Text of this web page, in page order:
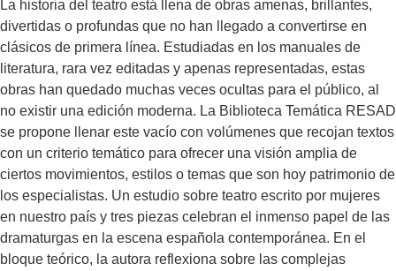
generación de autoras, Paloma Pedrero, Juana Escabias,
Teresa Calo e Itziar Pascual que apelan a una vuelta al pasado
para cuestionar los mecanismos de poder e injusticia social da
paso al de los trabajos de Gracia Morales, Beth Escudé, Laila
Ripoll y Diana de Paco, donde la sombra del silencio y la
memoria pueblan cada página; y concluye con las prácticas
escénicas y nuevas miradas de las creadoras más jóvenes,
Diana I. Luque, Vanesa Sotelo, María Velasco y Lola Blasco.
Tras el estudio, tres muestras de la estupenda salud de nuestra
dramaturgia, una por cada bloque cronológico en los que se
divide el análisis: Variaciones sobre Rosa Parks, de Itziar
Pascual; Lucía, de Diana de Paco y La armonía del silencio, de
La historia del teatro está llena de obras amenas, brillantes,
divertidas o profundas que no han llegado a convertirse en
clásicos de primera línea. Estudiadas en los manuales de
literatura, rara vez editadas y apenas representadas, estas
obras han quedado muchas veces ocultas para el público, al
no existir una edición moderna. La Biblioteca Temática RESAD
se propone llenar este vacío con volúmenes que recojan textos
con un criterio temático para ofrecer una visión amplia de
ciertos movimientos, estilos o temas que son hoy patrimonio de
los especialistas. Un estudio sobre teatro escrito por mujeres
en nuestro país y tres piezas celebran el inmenso papel de las
dramaturgas en la escena española contemporánea. En el
bloque teórico, la autora reflexiona sobre las complejas